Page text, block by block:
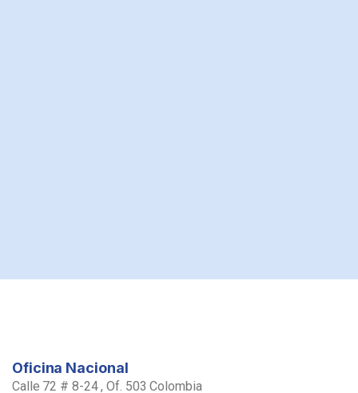
Oficina Nacional
Calle 72 # 8-24 , Of. 503 Colombia